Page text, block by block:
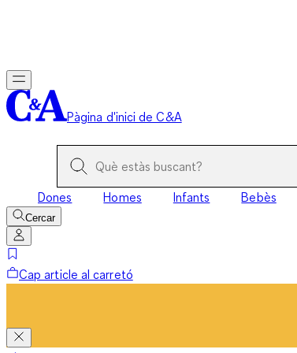
Pàgina d'inici de C&A
Dones Homes Infants Bebès
Cercar
Cap article al carretó